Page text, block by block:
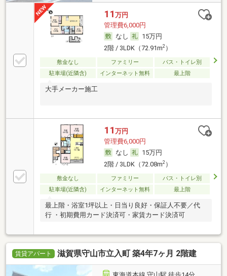
11 万円
管理費6,000円
なし
15万円
2階 / 3LDK（72.91m2）
敷金なし ファミリー
バス・トイレ別
駐車場(近隣含)
インターネット無料 最上階
大手メーカー施工
11 万円
管理費6,000円
なし
15万円
2階 / 3LDK（72.08m2）
敷金なし ファミリー
バス・トイレ別
駐車場(近隣含)
インターネット無料 最上階
最上階・浴室1坪以上・日当り良好・保証人不要／代
行 ・初期費用カード決済可・家賃カード決済可
賃貸アパート 滋賀県守山市立入町 築4年7ヶ月 2階建